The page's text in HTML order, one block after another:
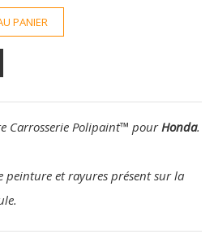
PANIER
Carrosserie Polipaint™ pourHonda.
peinture et rayures présent sur la